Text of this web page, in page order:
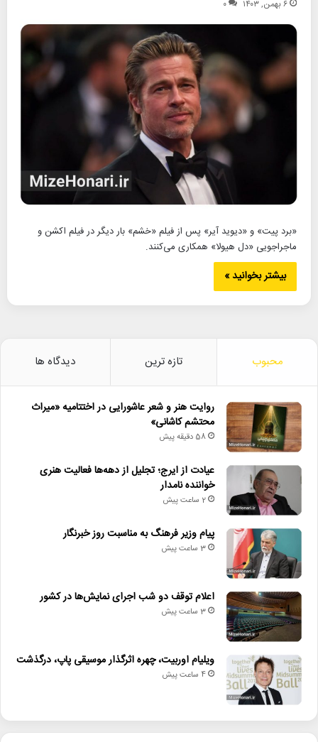
۶ بهمن, ۱۴۰۳ ۰
«برد پیت» و «دیوید آیر» پس از فیلم «خشم» بار دیگر در فیلم اکشن و
ماجراجویی «دل هیولا» همکاری می‌کنند.
بیشتر بخوانید »
محبوب تازه ترین دیدگاه ها
روایت هنر و شعر عاشورایی در اختتامیه «میراث
محتشم کاشانی»
58 دقیقه پیش
عیادت از ایرج؛ تجلیل از دهه‌ها فعالیت هنری
خواننده نامدار
2 ساعت پیش
پیام وزیر فرهنگ به مناسبت روز خبرنگار
3 ساعت پیش
اعلام توقف دو شب اجرای نمایش‌ها در کشور
3 ساعت پیش
ویلیام اوربیت، چهره اثرگذار موسیقی پاپ، درگذشت
4 ساعت پیش